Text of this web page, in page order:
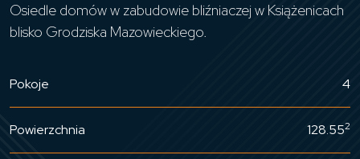
Osiedle domów w zabudowie bliźniaczej w Książenicach
blisko Grodziska Mazowieckiego.
Pokoje 4
Powierzchnia 128.552